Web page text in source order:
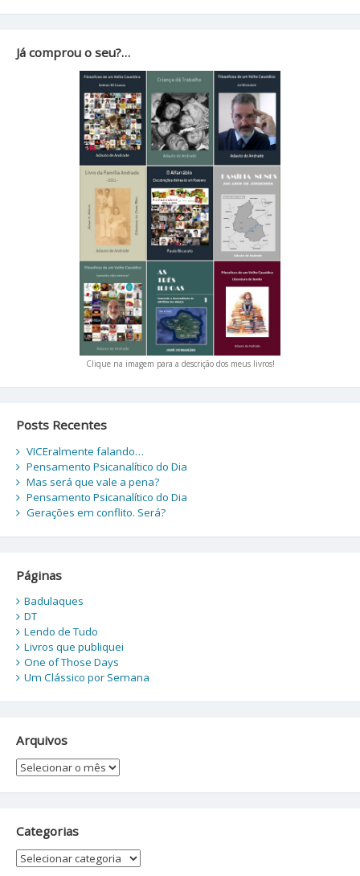
Já comprou o seu?…
Clique na imagem para a descrição dos meus livros!
Posts Recentes
VICEralmente falando…
Pensamento Psicanalítico do Dia
Mas será que vale a pena?
Pensamento Psicanalítico do Dia
Gerações em conflito. Será?
Páginas
Badulaques
DT
Lendo de Tudo
Livros que publiquei
One of Those Days
Um Clássico por Semana
Arquivos
Arquivos
Categorias
Categorias